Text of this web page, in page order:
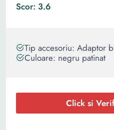
Scor: 3.6
Tip accesoriu: Adaptor
Culoare: negru patinat
Click si